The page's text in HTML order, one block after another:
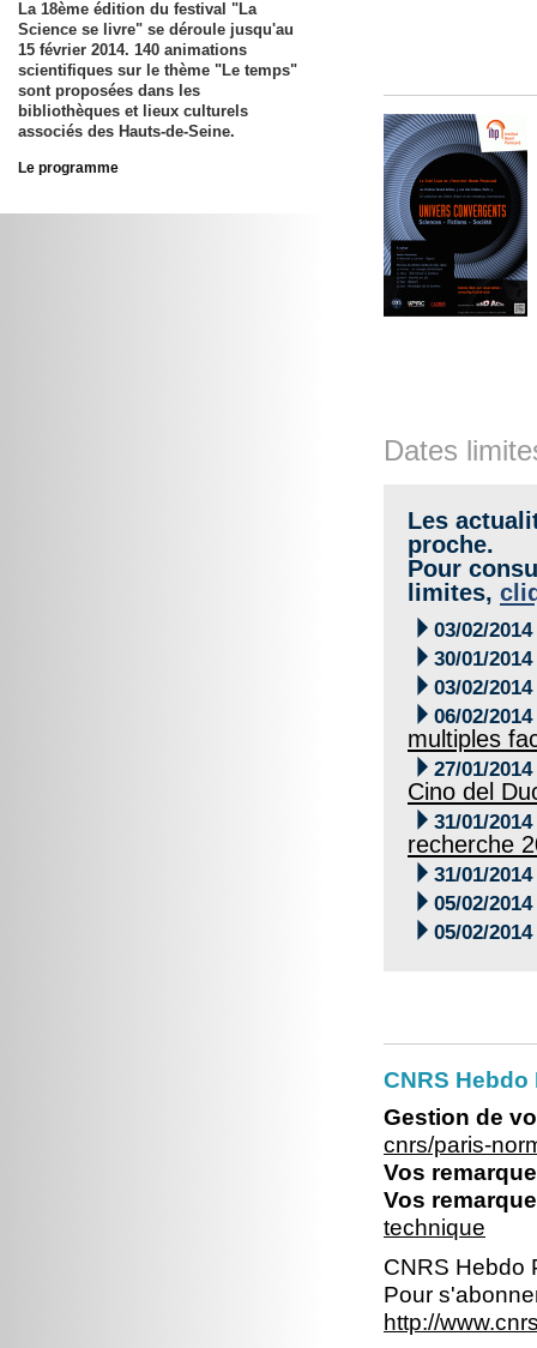
La 18ème édition du festival "La
Science se livre" se déroule jusqu'au
15 février 2014. 140 animations
scientifiques sur le thème "Le temps"
sont proposées dans les
bibliothèques et lieux culturels
associés des Hauts-de-Seine.
Le programme
Dates
Les
proche.
Pour
limites,
 03/02/2014
 30/01/2014
 03/02/2014
 06/02/2014
multiples
 27/01/2014
Cino del
 31/01/2014
recherche
 31/01/2014
 05/02/2014
 05/02/2014
CNRS
Gestion de
cnrs/paris-
Vos
Vos
technique
CNRS Hebdo
Pour
http://